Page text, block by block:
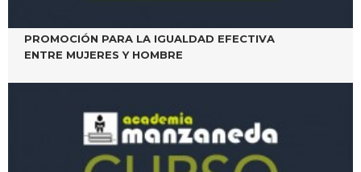
PROMOCIÓN PARA LA IGUALDAD EFECTIVA
ENTRE MUJERES Y HOMBRE